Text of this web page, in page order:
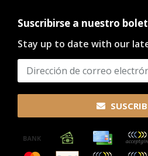
Suscribirse a nuestro
Stay up to date with our